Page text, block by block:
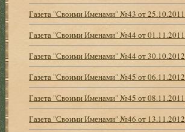
Газета "Своими Именами" №43 от 25.10.2011
Газета "Своими Именами" №44 от 01.11.2011
Газета "Своими Именами" №44 от 30.10.2012
Газета "Своими Именами" №45 от 06.11.2012
Газета "Своими Именами" №45 от 08.11.2011
Газета "Своими Именами" №46 от 13.11.2012